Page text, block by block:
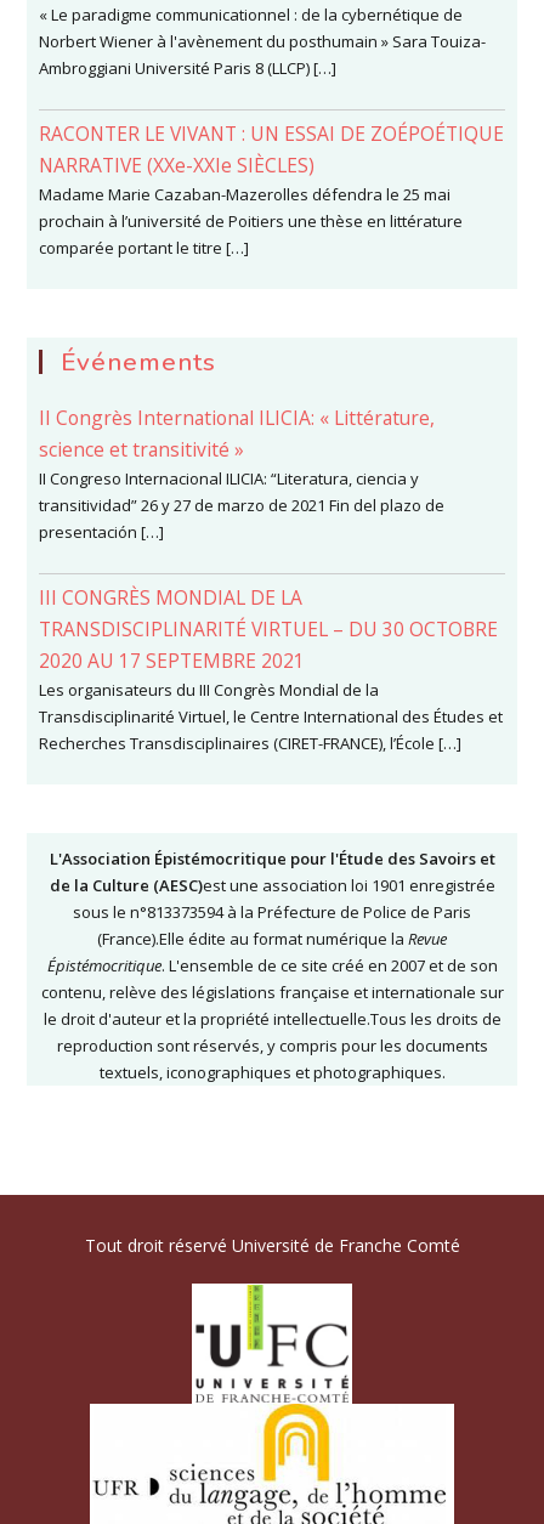
« Le paradigme communicationnel : de la cybernétique de
Norbert Wiener à l'avènement du posthumain » Sara Touiza-
Ambroggiani Université Paris 8 (LLCP) […]
RACONTER LE VIVANT : UN ESSAI DE ZOÉPOÉTIQUE
NARRATIVE (XXe-XXIe SIÈCLES)
Madame Marie Cazaban-Mazerolles défendra le 25 mai
prochain à l’université de Poitiers une thèse en littérature
comparée portant le titre […]
Événements
II Congrès International ILICIA: « Littérature,
science et transitivité »
II Congreso Internacional ILICIA: “Literatura, ciencia y
transitividad” 26 y 27 de marzo de 2021 Fin del plazo de
presentación […]
III CONGRÈS MONDIAL DE LA
TRANSDISCIPLINARITÉ VIRTUEL – DU 30 OCTOBRE
2020 AU 17 SEPTEMBRE 2021
Les organisateurs du III Congrès Mondial de la
Transdisciplinarité Virtuel, le Centre International des Études et
Recherches Transdisciplinaires (CIRET-FRANCE), l’École […]
L'Association Épistémocritique pour l'Étude des Savoirs et
de la Culture (AESC)est une association loi 1901 enregistrée
sous le n°813373594 à la Préfecture de Police de Paris
(France).Elle édite au format numérique la Revue
Épistémocritique. L'ensemble de ce site créé en 2007 et de son
contenu, relève des législations française et internationale sur
le droit d'auteur et la propriété intellectuelle.Tous les droits de
reproduction sont réservés, y compris pour les documents
textuels, iconographiques et photographiques.
Tout droit réservé Université de Franche Comté